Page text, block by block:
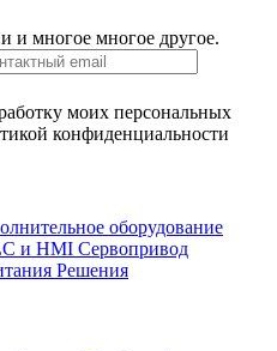
и многое многое другое.
моих персональных
конфиденциальности
оборудование
и HMI Сервопривод
Решения